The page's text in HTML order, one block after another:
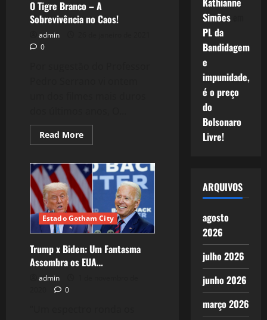
O Tigre Branco – A
Sobrevivência no Caos!
admin
0
Read MoreRead
more
Tigre
Branco
–
A
Sobrevivência
no
Caos!
Estado Gotham City
Trump x Biden: Um Fantasma
Assombra os EUA…
admin
0
Simõesem
PL da
Bandidagem
e
impunidade,
é o preço
do
Bolsonaro
Livre!
ARQUIVOS
agosto
2026
julho 2026
junho 2026
março 2026